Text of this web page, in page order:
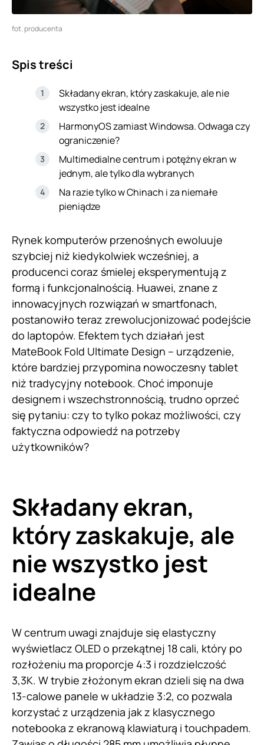
fot. producenta
Spis treści
Składany ekran, który zaskakuje, ale nie
wszystko jest idealne
HarmonyOS zamiast Windowsa. Odwaga czy
ograniczenie?
Multimedialne centrum i potężny ekran w
jednym, ale tylko dla wybranych
Na razie tylko w Chinach i za niemałe
pieniądze
Rynek komputerów przenośnych ewoluuje
szybciej niż kiedykolwiek wcześniej, a
producenci coraz śmielej eksperymentują z
formą i funkcjonalnością. Huawei, znane z
innowacyjnych rozwiązań w smartfonach,
postanowiło teraz zrewolucjonizować podejście
do laptopów. Efektem tych działań jest
MateBook Fold Ultimate Design – urządzenie,
które bardziej przypomina nowoczesny tablet
niż tradycyjny notebook. Choć imponuje
designem i wszechstronnością, trudno oprzeć
się pytaniu: czy to tylko pokaz możliwości, czy
faktyczna odpowiedź na potrzeby
użytkowników?
Składany ekran,
który zaskakuje, ale
nie wszystko jest
idealne
W centrum uwagi znajduje się elastyczny
wyświetlacz OLED o przekątnej 18 cali, który po
rozłożeniu ma proporcje 4:3 i rozdzielczość
3,3K. W trybie złożonym ekran dzieli się na dwa
13-calowe panele w układzie 3:2, co pozwala
korzystać z urządzenia jak z klasycznego
notebooka z ekranową klawiaturą i touchpadem.